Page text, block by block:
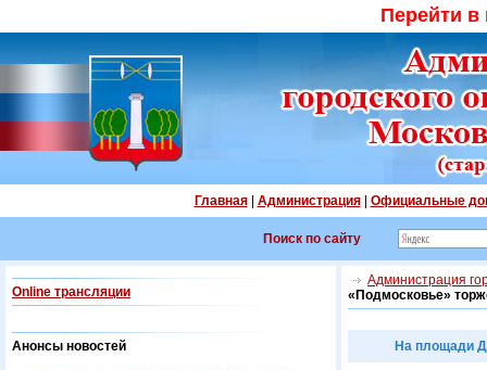
Перейти
Главная| Администрация| Официальные
Поиск по сайту
Online трансляции
Анонсы новостей
Администрация
«Подмосковье»
На площади